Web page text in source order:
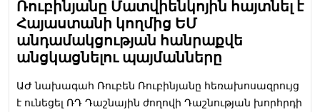
Ռուբինյանը Մատվիենկոյին հայտնել է
Հայաստանի կողմից ԵՄ
անդամակցության հանրաքվե
անցկացնելու պայմանները
ԱԺ նախագահ Ռուբեն Ռուբինյանը հեռախոսազրույց
է ունեցել ՌԴ Դաշնային ժողովի Դաշնության խորհրդի